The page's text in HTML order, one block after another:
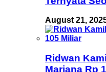
August 21,
Ridwan
Mariana Rp